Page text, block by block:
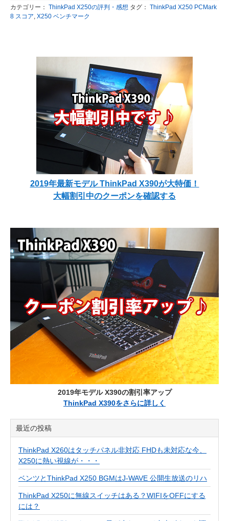
カテゴリー： ThinkPad X250の評判・感想 タグ： ThinkPad X250 PCMark
8 スコア, X250 ベンチマーク
2019年最新モデル ThinkPad X390が大特価！
大幅割引中のクーポンを確認する
2019年モデル X390の割引率アップ
ThinkPad X390をさらに詳しく
最近の投稿
ThinkPad X260はタッチパネル非対応 FHDも未対応な今、
X250に熱い視線が・・・
ベンツとThinkPad X250 BGMはJ-WAVE 公開生放送のリハ
ThinkPad X250に無線スイッチはある？WIFIをOFFにする
には？